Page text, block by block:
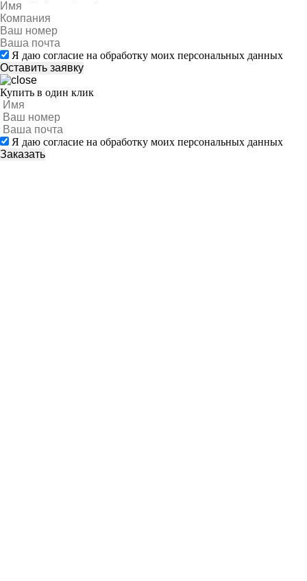
Я даю согласие на обработку моих персональных данных
Купить в один клик
Я даю согласие на обработку моих персональных данных